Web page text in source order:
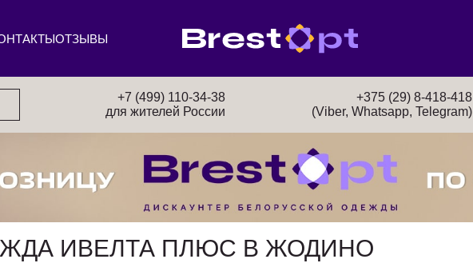
ОТЗЫВЫ
+7 (499) 110-34-38
для жителей России
+375 (29) 8-418-418
(Viber, Whatsapp, Telegram)
ИВЕЛТА ПЛЮС В ЖОДИНО